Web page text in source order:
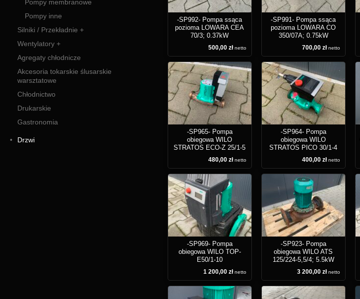
Pompy membranowe
Pompy inne
Silniki / Przekładnie +
Wentylatory +
Agregaty chłodnicze
Akcesoria tokarskie ślusarskie
warsztatowe
Chłodnictwo
Drukarskie
Gastronomia
Drzwi
-SP992- Pompa ssąca
pozioma LOWARA CEA
70/3; 0.37kW
500,00 zł netto
-SP991- Pompa ssąca
pozioma LOWARA CO
350/07A; 0.75kW
700,00 zł netto
-SP965- Pompa
obiegowa WILO
STRATOS ECO-Z 25/1-5
480,00 zł netto
-SP964- Pompa
obiegowa WILO
STRATOS PICO 30/1-4
400,00 zł netto
-SP969- Pompa
obiegowa WILO TOP-
E50/1-10
1 200,00 zł netto
-SP923- Pompa
obiegowa WILO ATS
125/224-5,5/4; 5.5kW
3 200,00 zł netto